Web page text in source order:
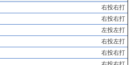
右投右打
右投右打
左投左打
右投左打
右投右打